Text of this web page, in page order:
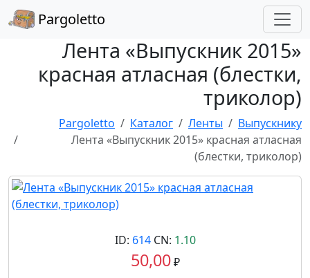
Pargoletto
Лента «Выпускник 2015»
красная атласная (блестки,
триколор)
Pargoletto Каталог Ленты
Выпускнику
Лента «Выпускник 2015» красная атласная
(блестки, триколор)
ID: 614CN: 1.10
50,00₽